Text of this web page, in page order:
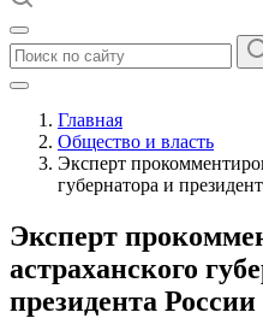
Главная
Общество и власть
Эксперт
губернатора и
Эксперт
астраханского
президента России